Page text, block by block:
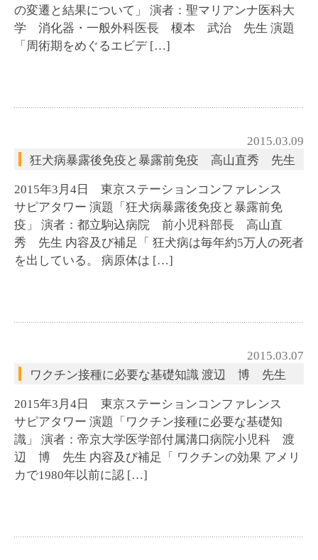
の変遷と結果について」 演者：聖マリアンナ医科大
学 消化器・一般外科医長 榎本 武治 先生 演題
「周術期をめぐるエビデ […]
2015.03.09
狂犬病暴露後免疫と暴露前免疫 高山直秀 先生
2015年3月4日 東京ステーションコンファレンス
サピアタワー 演題「狂犬病暴露後免疫と暴露前免
疫」 演者：都立駒込病院 前小児科部長 高山直
秀 先生 内容及び補足「 狂犬病は毎年約5万人の死者
を出している。 病原体は […]
2015.03.07
ワクチン接種に必要な基礎知識 渡辺 博 先生
2015年3月4日 東京ステーションコンファレンス
サピアタワー 演題「ワクチン接種に必要な基礎知
識」 演者：帝京大学医学部付属溝口病院小児科 渡
辺 博 先生 内容及び補足「 ワクチンの効果 アメリ
カで1980年以前に認 […]